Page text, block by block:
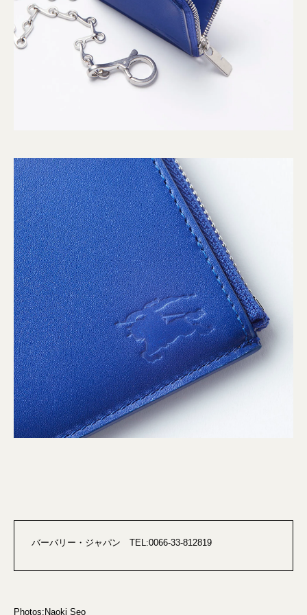
バーバリー・ジャパン TEL:0066-33-812819
Photos:Naoki Seo